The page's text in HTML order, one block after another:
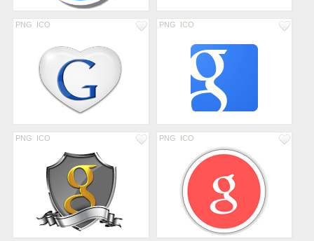
PNG ICO PNG ICO
PNG ICO PNG ICO